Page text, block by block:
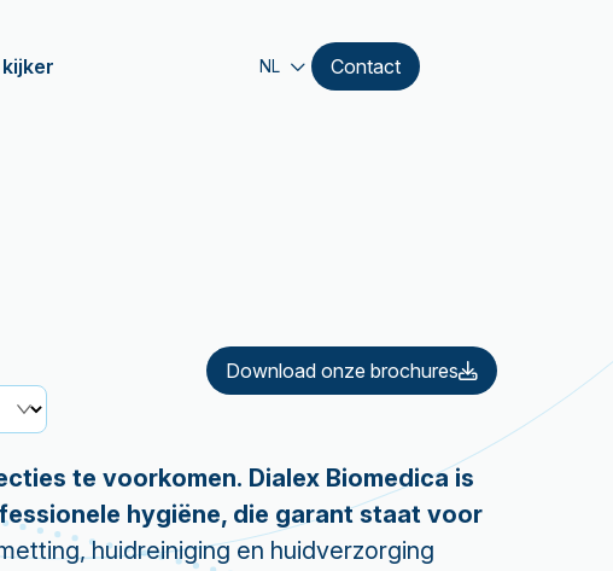
NL Contact
Download onze brochures
te voorkomen. Dialex Biomedica is
hygiëne, die garant staat voor
huidreiniging en huidverzorging